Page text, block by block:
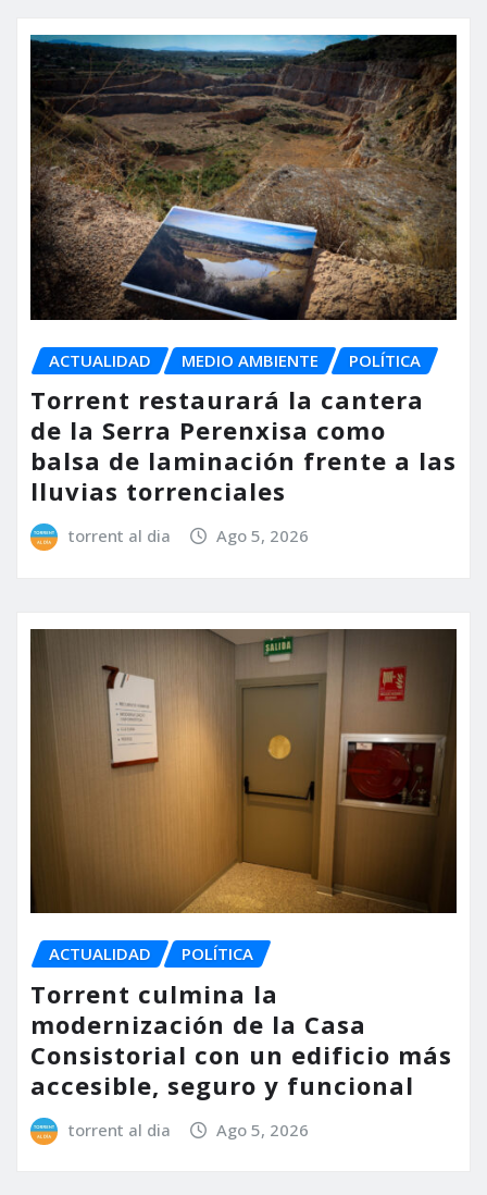
ACTUALIDAD MEDIO AMBIENTE POLÍTICA
Torrent restaurará la cantera
de la Serra Perenxisa como
balsa de laminación frente a las
lluvias torrenciales
torrent al dia Ago 5, 2026
ACTUALIDAD POLÍTICA
Torrent culmina la
modernización de la Casa
Consistorial con un edificio más
accesible, seguro y funcional
torrent al dia Ago 5, 2026